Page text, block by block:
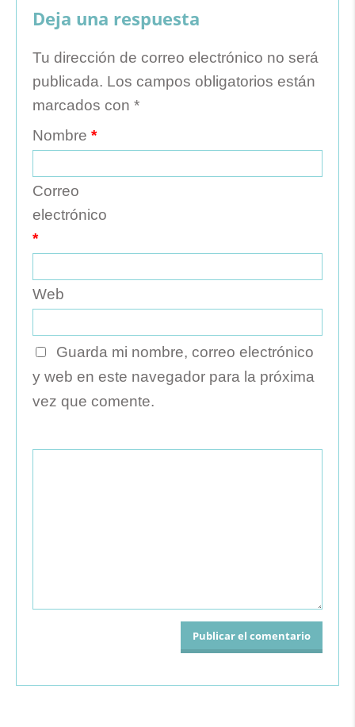
Deja una respuesta
Tu dirección de correo electrónico no será
publicada. Los campos obligatorios están
marcados con *
Nombre *
Correo
electrónico
*
Web
Guarda mi nombre, correo electrónico
y web en este navegador para la próxima
vez que comente.